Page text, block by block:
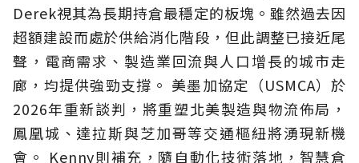
Derek視其為長期持倉最穩定的板塊。雖然過去因
超額建設而處於供給消化階段，但此調整已接近尾
聲，電商需求、製造業回流與人口增長的城市走
廊，均提供強勁支撐。 美墨加協定（USMCA）於
2026年重新談判，將重塑北美製造與物流佈局，
鳳凰城、達拉斯與芝加哥等交通樞紐將湧現新機
會。 Kenny則補充，隨自動化技術落地，智慧倉